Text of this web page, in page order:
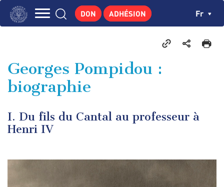
Aller
CENTRE DE RECHERCHES
PUBLICATIONS
ENSEIGNEMENT
DON ADHÉSION Fr
Georges Pompidou :
biographie
I. Du fils du Cantal au professeur à
Henri IV
Panneau de gestion des cookies